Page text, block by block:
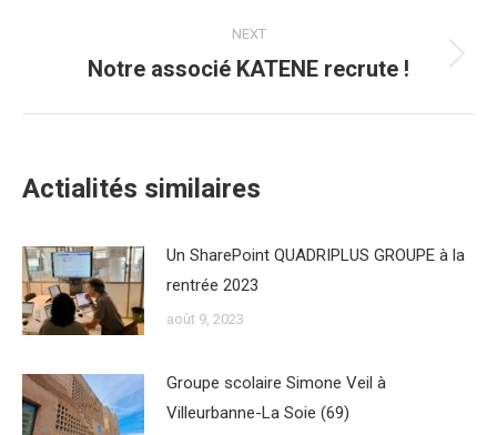
NEXT
Next
Notre associé KATENE recrute !
Actialités similaires
Un SharePoint QUADRIPLUS GROUPE à la
rentrée 2023
août 9, 2023
Groupe scolaire Simone Veil à
Villeurbanne-La Soie (69)